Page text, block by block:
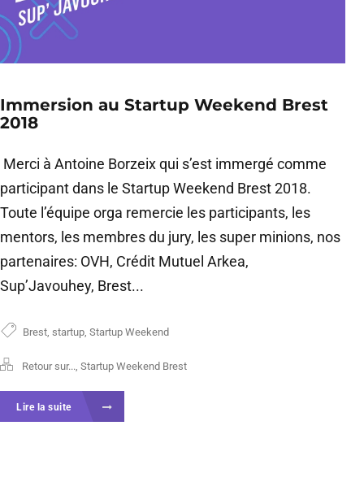
Immersion au Startup Weekend Brest
2018
Merci à Antoine Borzeix qui s’est immergé comme
participant dans le Startup Weekend Brest 2018.
Toute l’équipe orga remercie les participants, les
mentors, les membres du jury, les super minions, nos
partenaires: OVH, Crédit Mutuel Arkea,
Sup’Javouhey, Brest...
Brest startup Startup Weekend
Retour sur... Startup Weekend Brest
Lire la suite